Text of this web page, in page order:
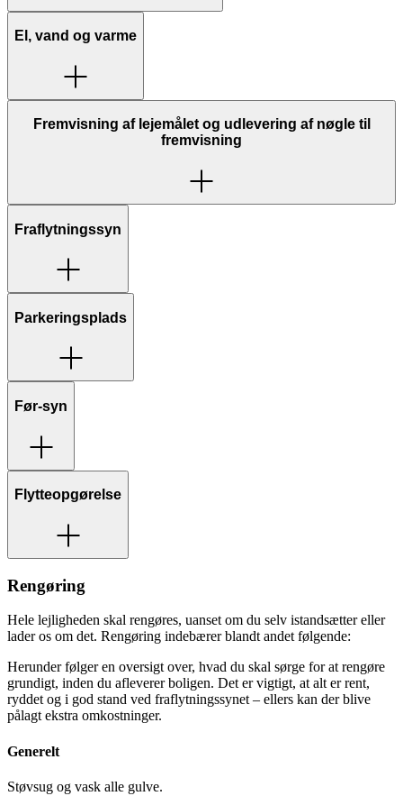
El, vand og varme
Fremvisning af lejemålet og udlevering af nøgle til
fremvisning
Fraflytningssyn
Parkeringsplads
Før-syn
Flytteopgørelse
Rengøring
Hele lejligheden skal rengøres, uanset om du selv istandsætter eller
lader os om det. Rengøring indebærer blandt andet følgende:
Herunder følger en oversigt over, hvad du skal sørge for at rengøre
grundigt, inden du afleverer boligen. Det er vigtigt, at alt er rent,
ryddet og i god stand ved fraflytningssynet – ellers kan der blive
pålagt ekstra omkostninger.
Generelt
Støvsug og vask alle gulve.